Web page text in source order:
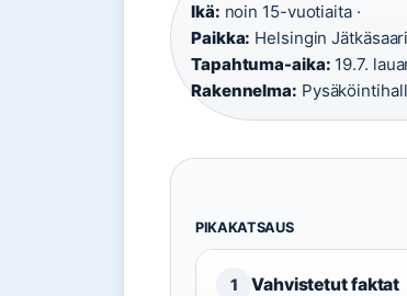
Ikä: noin 15-vuotiaita ·
Paikka: Helsingin Jätkäsaari
Tapahtuma-aika: 19.7.
Rakennelma:
PIKAKATSAUS
1 Vahvistetut faktat